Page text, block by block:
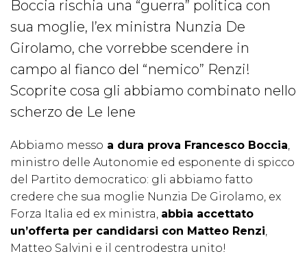
Boccia rischia una “guerra” politica con
sua moglie, l’ex ministra Nunzia De
Girolamo, che vorrebbe scendere in
campo al fianco del “nemico” Renzi!
Scoprite cosa gli abbiamo combinato nello
scherzo de Le Iene
Abbiamo messo a dura prova Francesco Boccia,
ministro delle Autonomie ed esponente di spicco
del Partito democratico: gli abbiamo fatto
credere che sua moglie Nunzia De Girolamo, ex
Forza Italia ed ex ministra, abbia accettato
un’offerta per candidarsi con Matteo Renzi,
Matteo Salvini e il centrodestra unito!